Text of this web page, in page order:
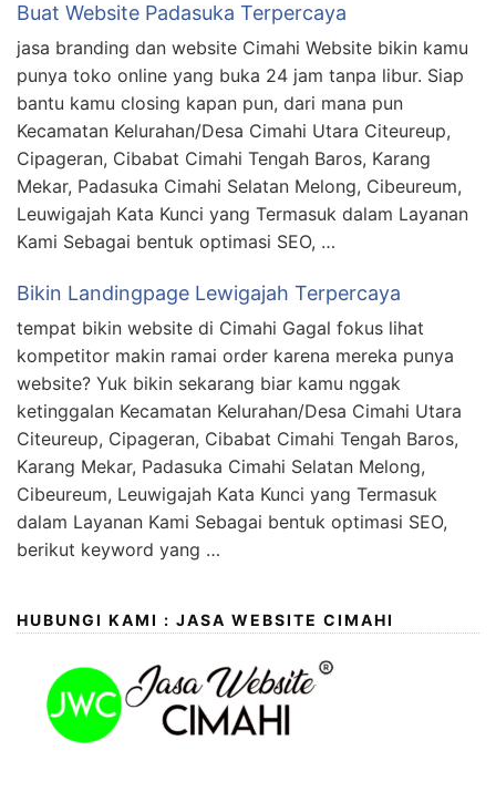
Buat Website Padasuka Terpercaya
jasa branding dan website Cimahi Website bikin kamu
punya toko online yang buka 24 jam tanpa libur. Siap
bantu kamu closing kapan pun, dari mana pun
Kecamatan Kelurahan/Desa Cimahi Utara Citeureup,
Cipageran, Cibabat Cimahi Tengah Baros, Karang
Mekar, Padasuka Cimahi Selatan Melong, Cibeureum,
Leuwigajah Kata Kunci yang Termasuk dalam Layanan
Kami Sebagai bentuk optimasi SEO, …
Bikin Landingpage Lewigajah Terpercaya
tempat bikin website di Cimahi Gagal fokus lihat
kompetitor makin ramai order karena mereka punya
website? Yuk bikin sekarang biar kamu nggak
ketinggalan Kecamatan Kelurahan/Desa Cimahi Utara
Citeureup, Cipageran, Cibabat Cimahi Tengah Baros,
Karang Mekar, Padasuka Cimahi Selatan Melong,
Cibeureum, Leuwigajah Kata Kunci yang Termasuk
dalam Layanan Kami Sebagai bentuk optimasi SEO,
berikut keyword yang …
HUBUNGI KAMI : JASA WEBSITE CIMAHI